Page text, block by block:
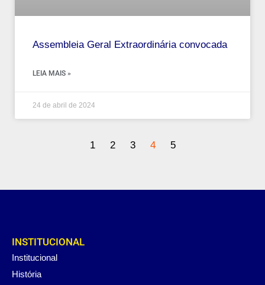
Assembleia Geral Extraordinária convocada
LEIA MAIS »
24 de abril de 2024
1 2 3 4 5
INSTITUCIONAL
Institucional
História